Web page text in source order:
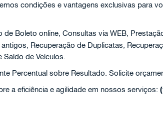
condições e vantagens exclusivas para
Boleto online, Consultas via WEB,
Recuperação de Duplicatas,
Saldo de Veículos.
Percentual sobre Resultado. Solicite
a eficiência e agilidade em nossos serviços: